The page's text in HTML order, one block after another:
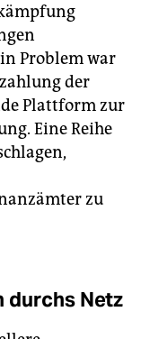
Problem war
der
Plattform zur
Eine Reihe
zu
durchs Netz